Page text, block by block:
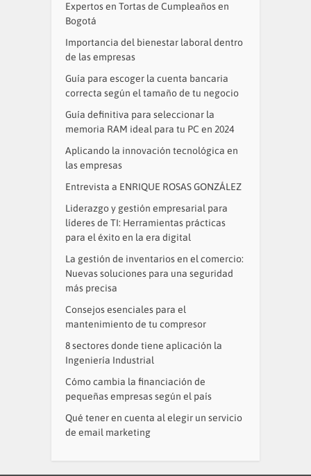
Expertos en Tortas de Cumpleaños en
Bogotá
Importancia del bienestar laboral dentro
de las empresas
Guía para escoger la cuenta bancaria
correcta según el tamaño de tu negocio
Guía definitiva para seleccionar la
memoria RAM ideal para tu PC en 2024
Aplicando la innovación tecnológica en
las empresas
Entrevista a ENRIQUE ROSAS GONZÁLEZ
Liderazgo y gestión empresarial para
líderes de TI: Herramientas prácticas
para el éxito en la era digital
La gestión de inventarios en el comercio:
Nuevas soluciones para una seguridad
más precisa
Consejos esenciales para el
mantenimiento de tu compresor
8 sectores donde tiene aplicación la
Ingeniería Industrial
Cómo cambia la financiación de
pequeñas empresas según el país
Qué tener en cuenta al elegir un servicio
de email marketing